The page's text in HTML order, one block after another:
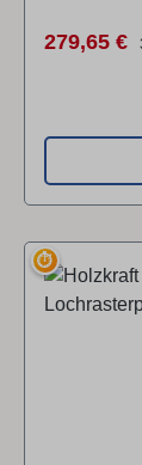
mm
279,65 €
⏱